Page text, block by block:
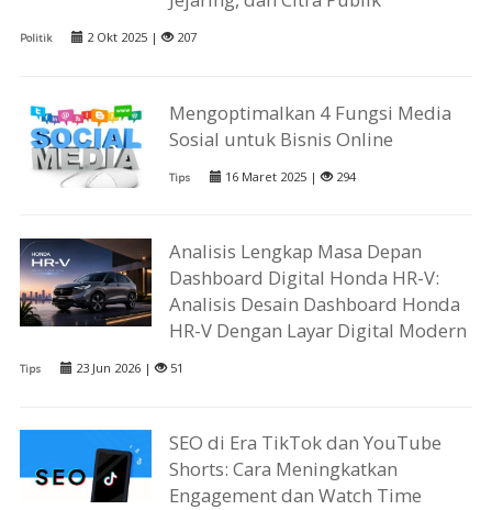
Politik 2 Okt 2025 | 207
Mengoptimalkan 4 Fungsi Media
Sosial untuk Bisnis Online
Tips 16 Maret 2025 | 294
Analisis Lengkap Masa Depan
Dashboard Digital Honda HR-V:
Analisis Desain Dashboard Honda
HR-V Dengan Layar Digital Modern
Tips 23 Jun 2026 | 51
SEO di Era TikTok dan YouTube
Shorts: Cara Meningkatkan
Engagement dan Watch Time